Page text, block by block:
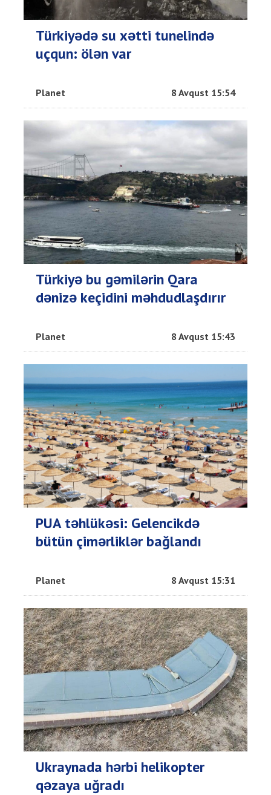
Türkiyədə su xətti tunelində
uçqun: ölən var
Planet 8 Avqust 15:54
Türkiyə bu gəmilərin Qara
dənizə keçidini məhdudlaşdırır
Planet 8 Avqust 15:43
PUA təhlükəsi: Gelencikdə
bütün çimərliklər bağlandı
Planet 8 Avqust 15:31
Ukraynada hərbi helikopter
qəzaya uğradı